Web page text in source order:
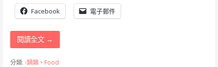
Facebook 電子郵件
閱讀全文 →
分類: -鍋類、 Food